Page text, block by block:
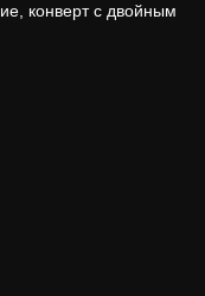
конверт с двойным